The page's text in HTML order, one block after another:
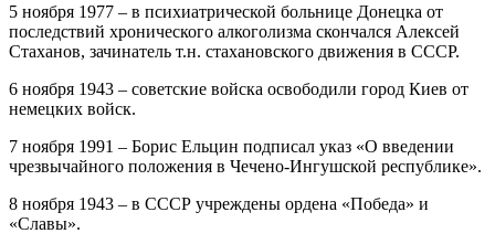
5 ноября 1977 – в психиатрической больнице Донецка от
последствий хронического алкоголизма скончался Алексей
Стаханов, зачинатель т.н. стахановского движения в СССР.
6 ноября 1943 – советские войска освободили город Киев от
немецких войск.
7 ноября 1991 – Борис Ельцин подписал указ «О введении
чрезвычайного положения в Чечено-Ингушской республике».
8 ноября 1943 – в СССР учреждены ордена «Победа» и
«Славы».